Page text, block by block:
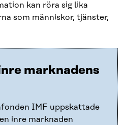
kan röra sig lika
som människor, tjänster,
marknadens
IMF uppskattade
inre marknaden